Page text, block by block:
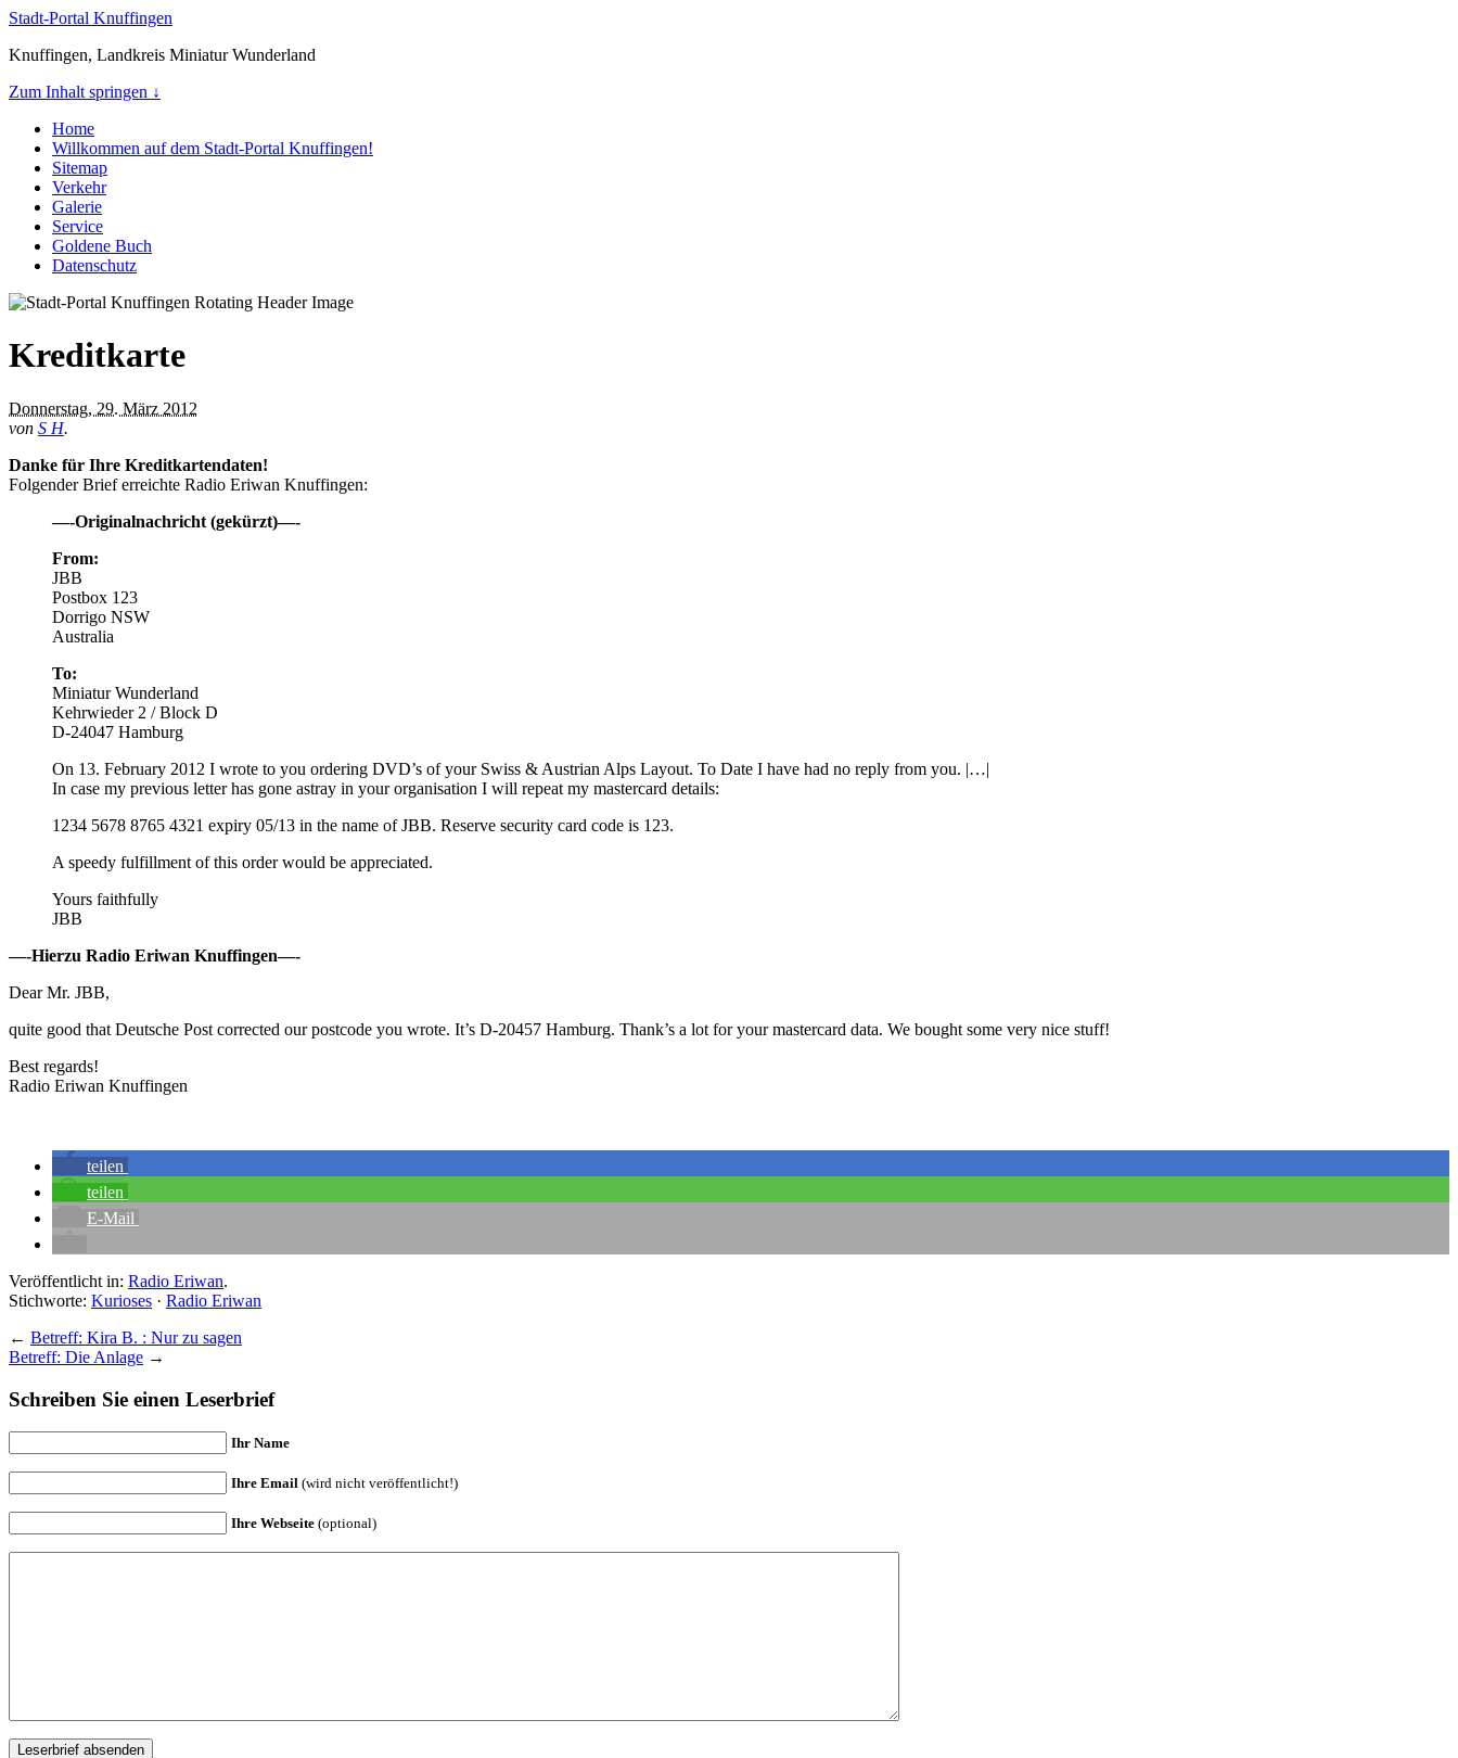
Stadt-Portal Knuffingen
Knuffingen, Landkreis Miniatur Wunderland
Zum Inhalt springen ↓
Home
Willkommen auf dem Stadt-Portal Knuffingen!
Sitemap
Verkehr
Galerie
Service
Goldene Buch
Datenschutz
Kreditkarte
Donnerstag, 29. März 2012
von S H.
Danke für Ihre Kreditkartendaten!
Folgender Brief erreichte Radio Eriwan Knuffingen:
—-Originalnachricht (gekürzt)—-
From:
JBB
Postbox 123
Dorrigo NSW
Australia
To:
Miniatur Wunderland
Kehrwieder 2 / Block D
D-24047 Hamburg
On 13. February 2012 I wrote to you ordering DVD’s of your Swiss & Austrian Alps Layout. To Date I have had no reply from you. |…|
In case my previous letter has gone astray in your organisation I will repeat my mastercard details:
1234 5678 8765 4321 expiry 05/13 in the name of JBB. Reserve security card code is 123.
A speedy fulfillment of this order would be appreciated.
Yours faithfully
JBB
—-Hierzu Radio Eriwan Knuffingen—-
Dear Mr. JBB,
quite good that Deutsche Post corrected our postcode you wrote. It’s D-20457 Hamburg. Thank’s a lot for your mastercard data. We bought some very nice stuff!
Best regards!
Radio Eriwan Knuffingen
teilen
teilen
E-Mail
Veröffentlicht in: Radio Eriwan.
Stichworte: Kurioses · Radio Eriwan
← Betreff: Kira B. : Nur zu sagen
Betreff: Die Anlage →
Schreiben Sie einen Leserbrief
Ihr Name
Ihre Email (wird nicht veröffentlicht!)
Ihre Webseite (optional)